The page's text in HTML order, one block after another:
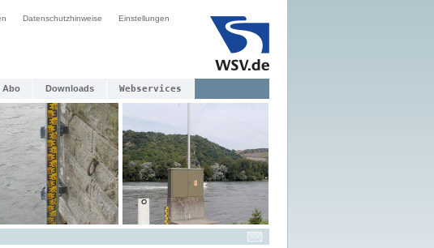
Datenschutzhinweise Einstellungen
Abo Downloads Webservices